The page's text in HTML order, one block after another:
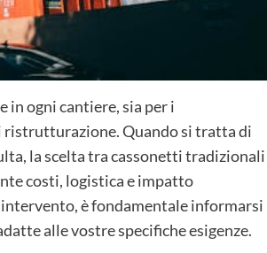
in ogni cantiere, sia per i
Quando si tratta di
la scelta tra cassonetti tradizionali
costi, logistica e impatto
è fondamentale informarsi
alle vostre specifiche esigenze.